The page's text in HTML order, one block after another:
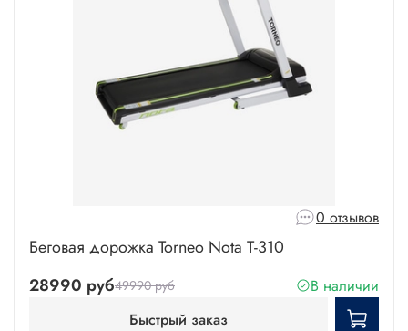
0 отзывов
Беговая дорожка Torneo Nota T-310
28990 руб49990 руб
В наличии
Быстрый заказ